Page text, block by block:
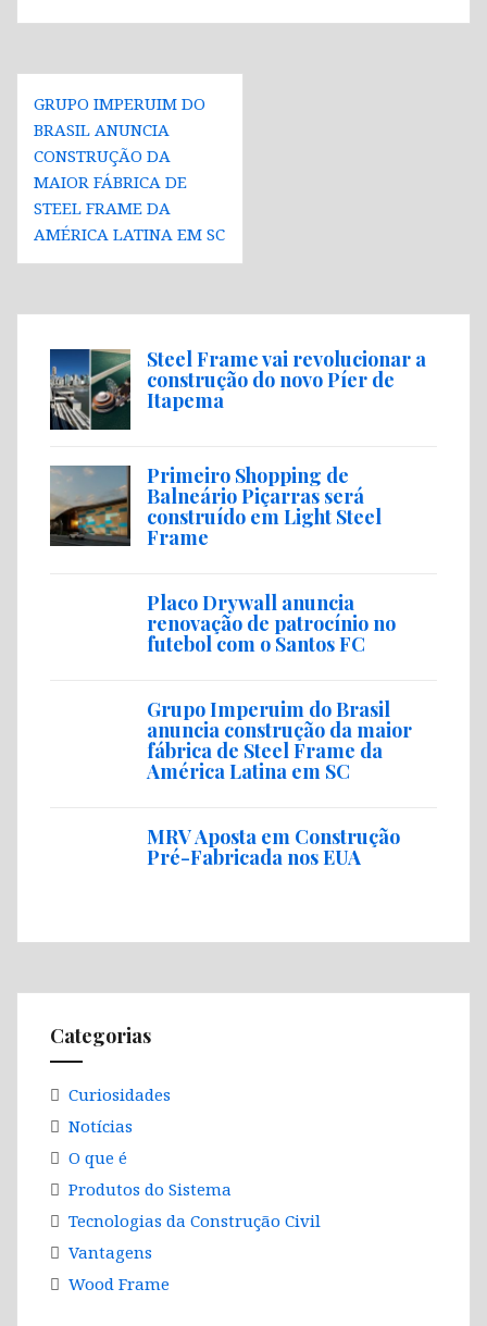
Navegação
de
Post
GRUPO IMPERUIM DO
BRASIL ANUNCIA
CONSTRUÇÃO DA
MAIOR FÁBRICA DE
STEEL FRAME DA
AMÉRICA LATINA EM SC
Steel Frame vai revolucionar a
construção do novo Píer de
Itapema
Primeiro Shopping de
Balneário Piçarras será
construído em Light Steel
Frame
Placo Drywall anuncia
renovação de patrocínio no
futebol com o Santos FC
Grupo Imperuim do Brasil
anuncia construção da maior
fábrica de Steel Frame da
América Latina em SC
MRV Aposta em Construção
Pré-Fabricada nos EUA
Categorias
Curiosidades
Notícias
O que é
Produtos do Sistema
Tecnologias da Construção Civil
Vantagens
Wood Frame